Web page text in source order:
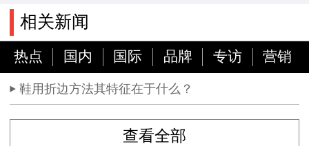
相关新闻
热点 国内 国际 品牌 专访 营销
鞋用折边方法其特征在于什么？
查看全部